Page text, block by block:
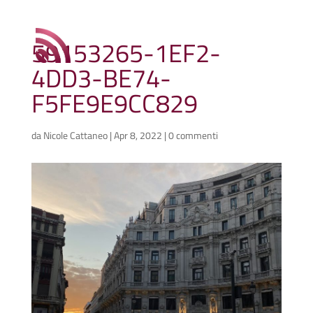
59153265-1EF2-
4DD3-BE74-
F5FE9E9CC829
daNicole Cattaneo|Apr 8, 2022 |0 commenti